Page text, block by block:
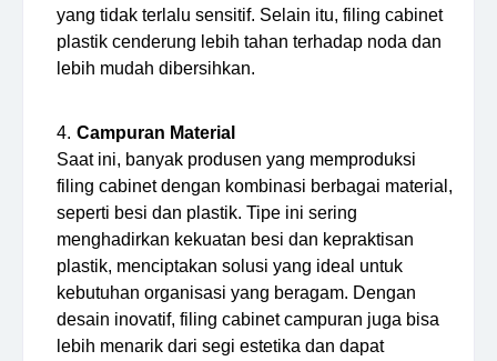
yang tidak terlalu sensitif. Selain itu, filing cabinet
plastik cenderung lebih tahan terhadap noda dan
lebih mudah dibersihkan.
Campuran Material
Saat ini, banyak produsen yang memproduksi
filing cabinet dengan kombinasi berbagai material,
seperti besi dan plastik. Tipe ini sering
menghadirkan kekuatan besi dan kepraktisan
plastik, menciptakan solusi yang ideal untuk
kebutuhan organisasi yang beragam. Dengan
desain inovatif, filing cabinet campuran juga bisa
lebih menarik dari segi estetika dan dapat